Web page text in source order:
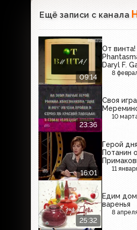
Ещё записи с канала
09:14
От винта!
Daryl F.
8
23:36
Своя
10
16:01
Герой
Потанин
11
25:32
Едим
варенья
8